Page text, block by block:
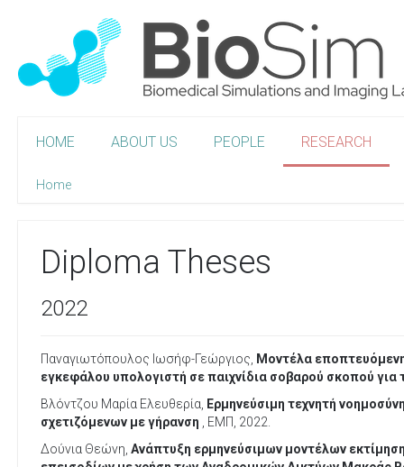
HOME ABOUT US PEOPLE RESEARCH
Home
Diploma Theses
2022
Παναγιωτόπουλος Ιωσήφ-Γεώργιος,
Μοντέλα
εγκεφάλου υπολογιστή σε παιχνίδια σοβαρού σκοπού για
Βλόντζου Μαρία Ελευθερία,
Ερμηνεύσιμη τεχνητή
σχετιζόμενων με γήρανση , ΕΜΠ, 2022.
Δούνια Θεώνη, Ανάπτυξη ερμηνεύσιμων μοντέλων